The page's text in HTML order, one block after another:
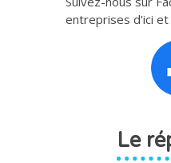
entreprises d'ici et
Le